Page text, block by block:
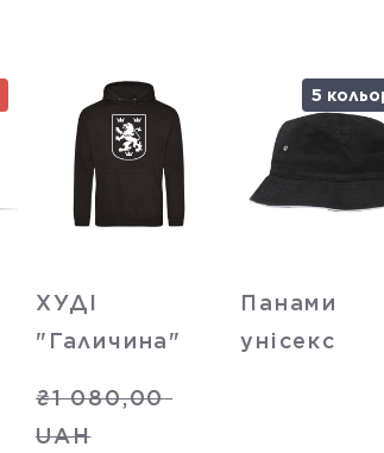
ХУДІ
"Галичина"
₴1 080,00
UAH
5
Панами
унісекс